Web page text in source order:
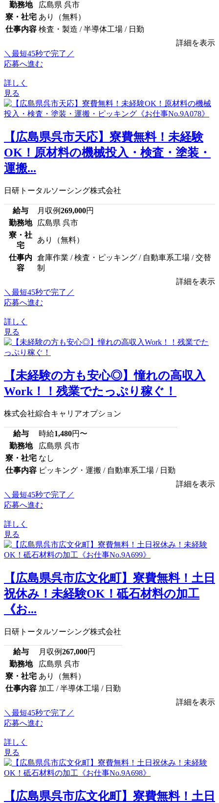
勤務地
広島県 呉市
寮・社宅 あり（無料）
仕事内容 検査・製造 / 半導体工場 / 日勤
詳細を表示
＼最短45秒で完了／
応募へ進む
詳しく
見る
【広島県呉市天応】寮費無料！未経験
OK！原材料の機械投入・検査・塗装・
運搬...
日研トータルソーシング株式会社
給与 月収例269,000円
勤務地
広島県 呉市
寮・社
宅
あり（無料）
仕事内
容
倉庫作業 / 検査・ピッキング / 自動車系工場 / 交替
制
詳細を表示
＼最短45秒で完了／
応募へ進む
詳しく
見る
【未経験の方も安心◎】憧れの高収入
Work！！残業でたっぷり稼ぐ！
株式会社綜合キャリアオプション
給与 時給1,480円〜
勤務地
広島県 呉市
寮・社宅 なし
仕事内容 ピッキング・運搬 / 自動車系工場 / 日勤
詳細を表示
＼最短45秒で完了／
応募へ進む
詳しく
見る
【広島県呉市広文化町】寮費無料！土日
祝休み！未経験OK！砥石材料の加工
《お...
日研トータルソーシング株式会社
給与 月収例267,000円
勤務地
広島県 呉市
寮・社宅 あり（無料）
仕事内容 加工 / 半導体工場 / 日勤
詳細を表示
＼最短45秒で完了／
応募へ進む
詳しく
見る
【広島県呉市広文化町】寮費無料！土日